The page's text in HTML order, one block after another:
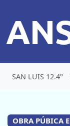
SAN LUIS 12.4°
OBRA PÚBICA